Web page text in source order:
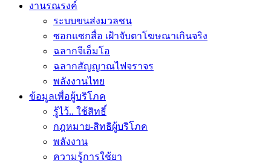
งานรณรงค์
ระบบขนส่งมวลชน
ซอกแซกสื่อ เฝ้าจับตาโฆษณาเกินจริง
ฉลากจีเอ็มโอ
ฉลากสัญญาณไฟจราจร
พลังงานไทย
ข้อมูลเพื่อผู้บริโภค
รู้ไว้.. ใช้สิทธิ์
กฎหมาย-สิทธิผู้บริโภค
พลังงาน
ความรู้การใช้ยา